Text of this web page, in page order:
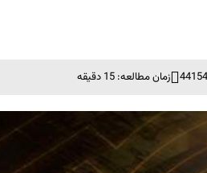
زمان مطالعه: 15 دقیقه